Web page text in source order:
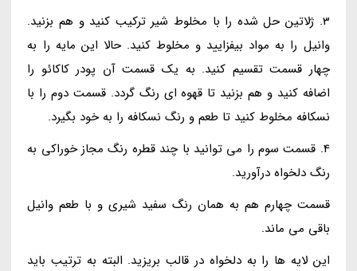
3. ژلاتین حل شده را با مخلوط شیر ترکیب کنید و هم بزنید.
وانیل را به مواد بیفزایید و مخلوط کنید. حالا این مایه را به
چهار قسمت تقسیم کنید. به یک قسمت آن پودر کاکائو را
اضافه کنید و هم بزنید تا قهوه ای رنگ گردد. قسمت دوم را با
نسکافه مخلوط کنید تا طعم و رنگ نسکافه را به خود بگیرد.
4. قسمت سوم را می توانید با چند قطره رنگ مجاز خوراکی به
رنگ دلخواه درآورید.
قسمت چهارم هم به همان رنگ سفید شیری و با طعم وانیل
باقی می ماند.
این لایه ها را به دلخواه در قالب بریزید. البته به ترتیب باید